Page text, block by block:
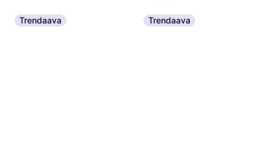
Trendaava Trendaava